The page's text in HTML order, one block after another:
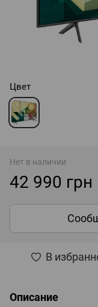
Цвет
Нет в наличии
42 990 грн
В
Описание